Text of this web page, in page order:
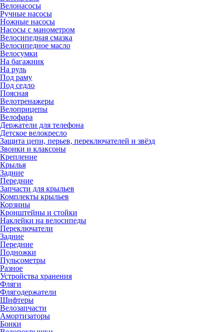
Велонасосы
Ручные насосы
Ножные насосы
Насосы с манометром
Велосипедная смазка
Велосипедное масло
Велосумки
На багажник
На руль
Под раму
Под седло
Поясная
Велотренажеры
Велоприцепы
Велофара
Держатели для телефона
Детское велокресло
Защита цепи, перьев, переключателей и звёзд
Звонки и клаксоны
Крепление
Крылья
Задние
Передние
Запчасти для крыльев
Комплекты крыльев
Корзины
Кронштейны и стойки
Наклейки на велосипеды
Переключатели
Задние
Передние
Подножки
Пульсометры
Разное
Устройства хранения
Фляги
Флягодержатели
Шифтеры
Велозапчасти
Амортизаторы
Бонки